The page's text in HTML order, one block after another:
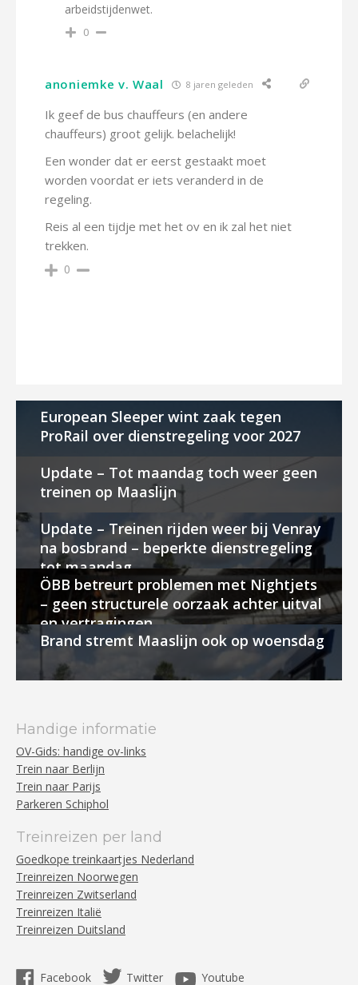
arbeidstijdenwet.
0
anoniemke v. Waal 8 jaren geleden
Ik geef de bus chauffeurs (en andere
chauffeurs) groot gelijk. belachelijk!
Een wonder dat er eerst gestaakt moet
worden voordat er iets veranderd in de
regeling.
Reis al een tijdje met het ov en ik zal het niet
trekken.
0
European Sleeper wint zaak tegen
ProRail over dienstregeling voor 2027
Update – Tot maandag toch weer geen
treinen op Maaslijn
Update – Treinen rijden weer bij Venray
na bosbrand – beperkte dienstregeling
tot maandag
ÖBB betreurt problemen met Nightjets
– geen structurele oorzaak achter uitval
en vertragingen
Brand stremt Maaslijn ook op woensdag
Handige informatie
OV-Gids: handige ov-links
Trein naar Berlijn
Trein naar Parijs
Parkeren Schiphol
Treinreizen per land
Goedkope treinkaartjes Nederland
Treinreizen Noorwegen
Treinreizen Zwitserland
Treinreizen Italië
Treinreizen Duitsland
Facebook Twitter Youtube